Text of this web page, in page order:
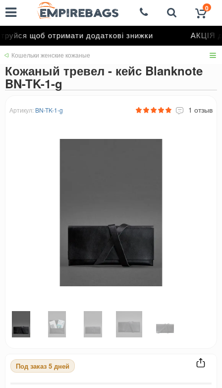
щоб отримати додаткові знижки АКЦІЯ
0
Кошельки женские кожаные
Кожаный тревел - кейс Blanknote
BN-TK-1-g
Артикул: BN-TK-1-g 1 отзыв
Под заказ 5 дней